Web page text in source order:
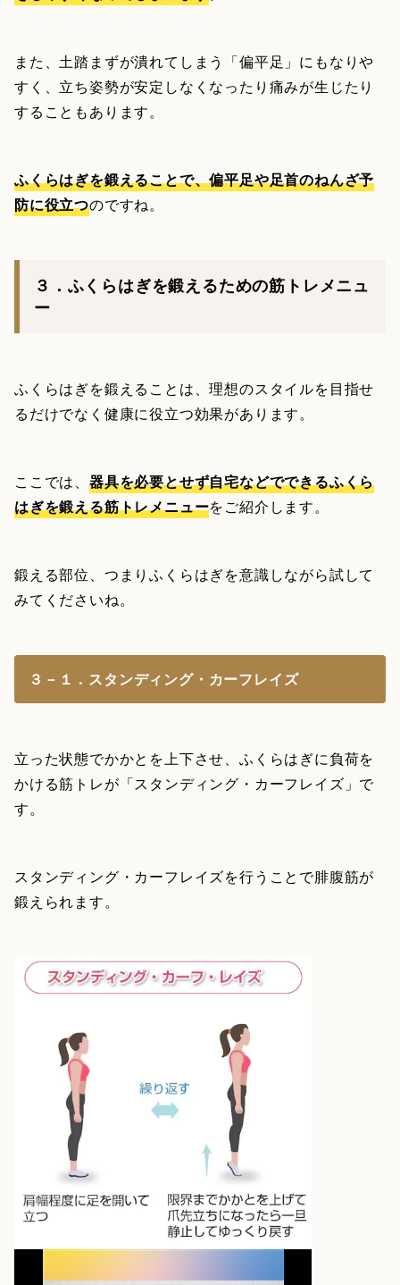
また、土踏まずが潰れてしまう「偏平足」にもなりや
すく、立ち姿勢が安定しなくなったり痛みが生じたり
することもあります。
ふくらはぎを鍛えることで、偏平足や足首のねんざ予
防に役立つのですね。
３．ふくらはぎを鍛えるための筋トレメニュ
ー
ふくらはぎを鍛えることは、理想のスタイルを目指せ
るだけでなく健康に役立つ効果があります。
ここでは、 器具を必要とせず自宅などでできるふくら
はぎを鍛える筋トレメニューをご紹介します。
鍛える部位、つまりふくらはぎを意識しながら試して
みてくださいね。
３－１．スタンディング・カーフレイズ
立った状態でかかとを上下させ、ふくらはぎに負荷を
かける筋トレが「スタンディング・カーフレイズ」で
す。
スタンディング・カーフレイズを行うことで腓腹筋が
鍛えられます。